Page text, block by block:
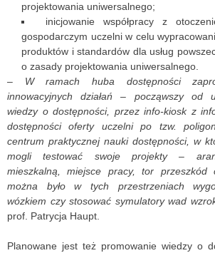
projektowania uniwersalnego;
inicjowanie współpracy z
gospodarczym uczelni w celu
produktów i standardów dla usług
o zasady projektowania uniwersalnego.
– W ramach huba dostępności
innowacyjnych działań – począwszy od
wiedzy o dostępności, przez info-kiosk z
dostępności oferty uczelni po tzw.
centrum praktycznej nauki dostępności, w
mogli testować swoje projekty –
mieszkalną, miejsce pracy, tor
można było w tych przestrzeniach
wózkiem czy stosować symulatory wad
prof. Patrycja Haupt.
Planowane jest też promowanie wiedzy o